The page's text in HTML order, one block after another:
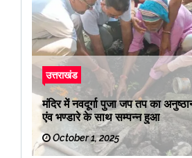
उत्तराखंड
मंदिर में नवदूर्गा पुजा जप तप का
एंव भण्डारे के साथ सम्पन्न हुआ
October 1, 2025